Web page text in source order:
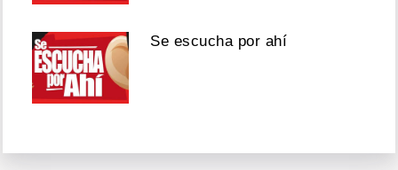
Se escucha por ahí